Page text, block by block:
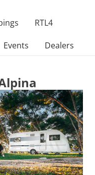
RTL4
Events Dealers